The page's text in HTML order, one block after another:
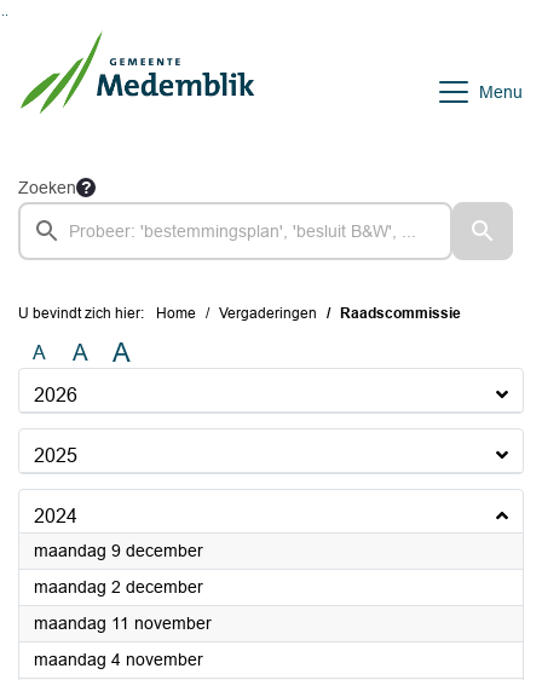
Menu
Zoeken
U bevindt zich hier: Home Vergaderingen Raadscommissie
A A A
2026
2025
2024
maandag 9 december2024
maandag 2 december2024
maandag 11 november2024
maandag 4 november2024